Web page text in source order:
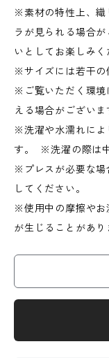
※素材の特性上、織
ラが見られる場合
いとしてお楽しみく
※サイズには若干の
※ご覧いただく環境
える場合がございま
※洗濯や水濡れによ
す。 ※洗濯の際は
※プレスが必要な
してください。
※使用中の摩擦やお
が生じることがあり